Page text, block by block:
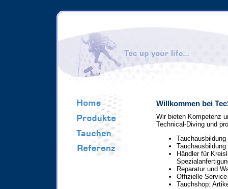
Willkommen bei
Wir bieten Kompetenz
Technical-Diving und
Händler für
Reparatur und
Offizielle
Tauchshop: